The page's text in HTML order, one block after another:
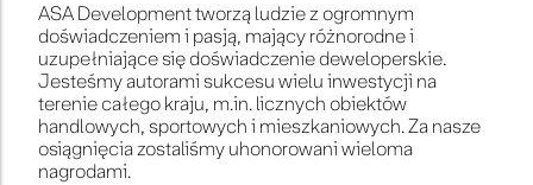
ASA Development tworzą ludzie z ogromnym
doświadczeniem i pasją, mający różnorodne i
uzupełniające się doświadczenie deweloperskie.
Jesteśmy autorami sukcesu wielu inwestycji na
terenie całego kraju, m.in. licznych obiektów
handlowych, sportowych i mieszkaniowych. Za nasze
osiągnięcia zostaliśmy uhonorowani wieloma
nagrodami.